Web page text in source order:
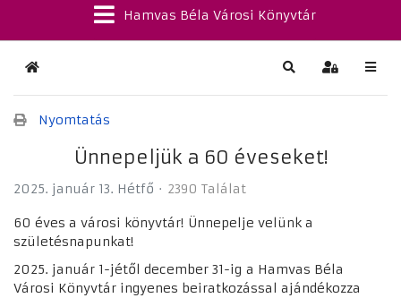
Hamvas Béla Városi Könyvtár
Kezdőlap Keresés
Nyomtatás
Ünnepeljük a 60 éveseket!
2025. január 13. Hétfő 2390 Találat
60 éves a városi könyvtár! Ünnepelje velünk a
születésnapunkat!
2025. január 1-jétől december 31-ig a Hamvas Béla
Városi Könyvtár ingyenes beiratkozással ajándékozza